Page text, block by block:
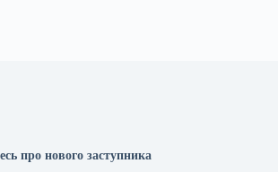
про нового заступника